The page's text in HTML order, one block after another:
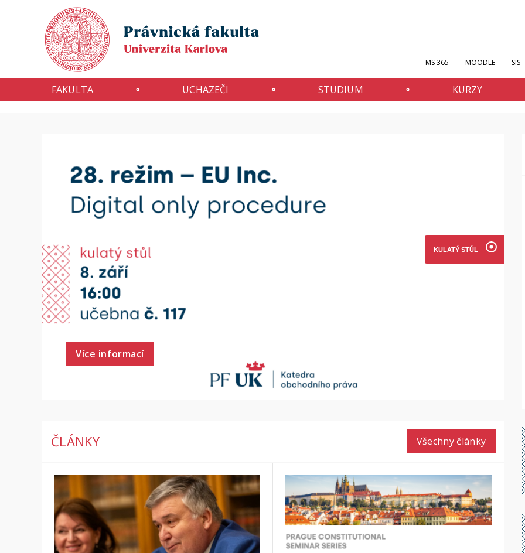
MS 365 MOODLE SIS
FAKULTA UCHAZEČI STUDIUM KURZY
KULATÝ STŮL
Více informací
ČLÁNKY Všechny články